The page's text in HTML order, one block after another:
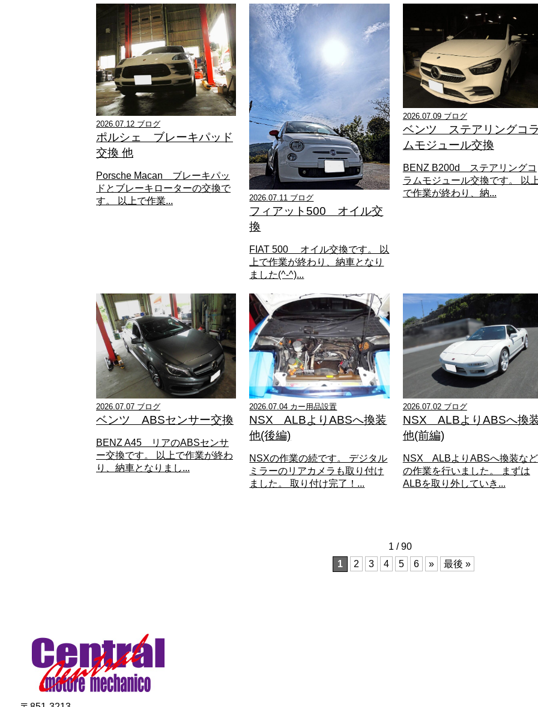
2026.07.12 ブログ
ポルシェ ブレーキパッド
交換 他
Porsche Macan ブレーキパッ
ドとブレーキローターの交換で
す。 以上で作業...
2026.07.11 ブログ
フィアット500 オイル交
換
FIAT 500 オイル交換です。 以
上で作業が終わり、納車となり
ました(^-^)...
2026.07.09 ブログ
ベンツ ステアリングコ
ムモジュール交換
BENZ B200d ステアリングコ
ラムモジュール交換です。 以
で作業が終わり、納...
2026.07.07 ブログ
ベンツ ABSセンサー交換
BENZ A45 リアのABSセンサ
ー交換です。 以上で作業が終わ
り、納車となりまし...
2026.07.04 カー用品設置
NSX ALBよりABSへ換装
他(後編)
NSXの作業の続です。 デジタル
ミラーのリアカメラも取り付け
ました。 取り付け完了！...
2026.07.02 ブログ
NSX ALBよりABSへ換
他(前編)
NSX ALBよりABSへ換装など
の作業を行いました。 まずは
ALBを取り外していき...
1 / 90
1
2 3 4 5 6 » 最後 »